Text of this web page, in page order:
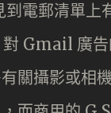
電郵清單上
Gmail 廣
關攝影或相